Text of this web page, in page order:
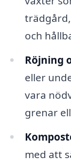
och
Röjning
eller
vara
grenar
med att